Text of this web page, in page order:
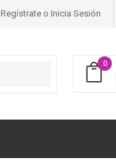
Regístrate o Inicia Sesión
0